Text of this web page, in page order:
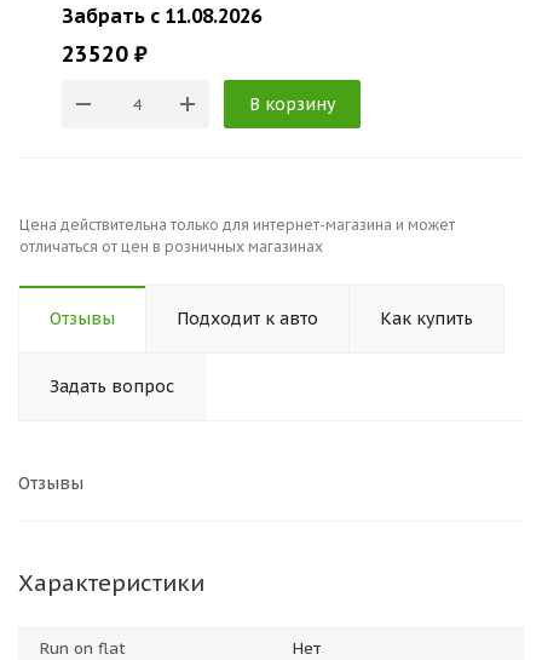
Забрать c 11.08.2026
23520 ₽
В корзину
Цена действительна только для интернет-магазина и может
отличаться от цен в розничных магазинах
Отзывы Подходит к авто Как купить
Задать вопрос
Отзывы
Характеристики
Run on flat Нет